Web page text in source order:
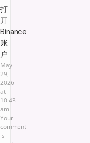
打
开
Binance
账
户
May
29,
2026
at
10:43
am
Your
comment
is